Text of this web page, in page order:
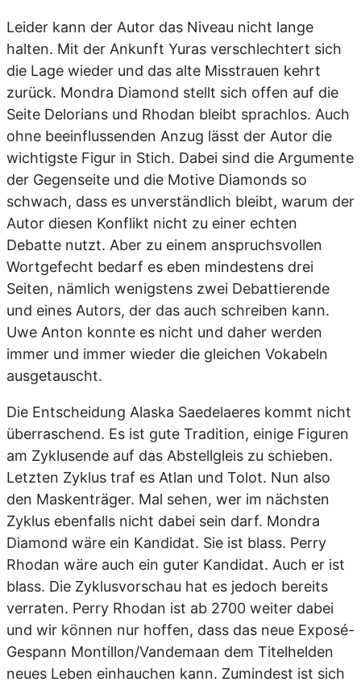
Leider kann der Autor das Niveau nicht lange
halten. Mit der Ankunft Yuras verschlechtert sich
die Lage wieder und das alte Misstrauen kehrt
zurück. Mondra Diamond stellt sich offen auf die
Seite Delorians und Rhodan bleibt sprachlos. Auch
ohne beeinflussenden Anzug lässt der Autor die
wichtigste Figur in Stich. Dabei sind die Argumente
der Gegenseite und die Motive Diamonds so
schwach, dass es unverständlich bleibt, warum der
Autor diesen Konflikt nicht zu einer echten
Debatte nutzt. Aber zu einem anspruchsvollen
Wortgefecht bedarf es eben mindestens drei
Seiten, nämlich wenigstens zwei Debattierende
und eines Autors, der das auch schreiben kann.
Uwe Anton konnte es nicht und daher werden
immer und immer wieder die gleichen Vokabeln
ausgetauscht.
Die Entscheidung Alaska Saedelaeres kommt nicht
überraschend. Es ist gute Tradition, einige Figuren
am Zyklusende auf das Abstellgleis zu schieben.
Letzten Zyklus traf es Atlan und Tolot. Nun also
den Maskenträger. Mal sehen, wer im nächsten
Zyklus ebenfalls nicht dabei sein darf. Mondra
Diamond wäre ein Kandidat. Sie ist blass. Perry
Rhodan wäre auch ein guter Kandidat. Auch er ist
blass. Die Zyklusvorschau hat es jedoch bereits
verraten. Perry Rhodan ist ab 2700 weiter dabei
und wir können nur hoffen, dass das neue Exposé-
Gespann Montillon/Vandemaan dem Titelhelden
neues Leben einhauchen kann. Zumindest ist sich